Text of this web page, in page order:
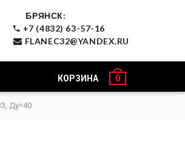
БРЯНСК:
+7 (4832) 63-57-16
FLANEC32@YANDEX.RU
КОРЗИНА 0
Ду=40